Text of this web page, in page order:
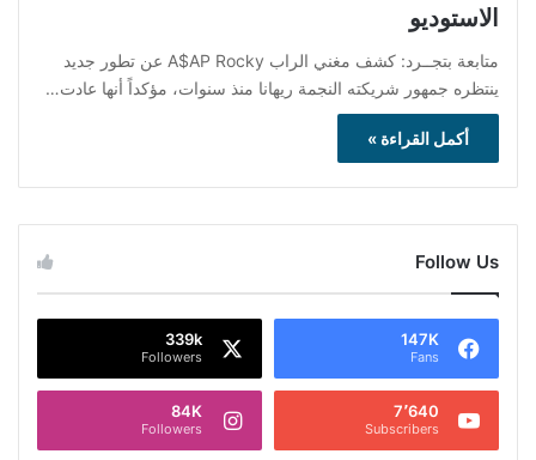
الاستوديو
متابعة بتجــرد: كشف مغني الراب A$AP Rocky عن تطور جديد
ينتظره جمهور شريكته النجمة ريهانا منذ سنوات، مؤكداً أنها عادت…
أكمل القراءة »
Follow Us
147K
Fans
339k
Followers
7٬640
Subscribers
84K
Followers